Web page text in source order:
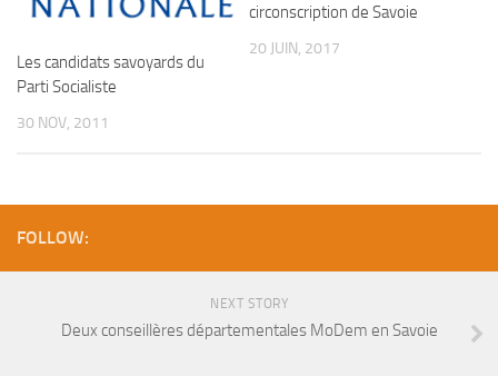
Les candidats savoyards du
Parti Socialiste
30 NOV, 2011
circonscription de Savoie
20 JUIN, 2017
FOLLOW:
NEXT STORY
Deux conseillères départementales MoDem en Savoie